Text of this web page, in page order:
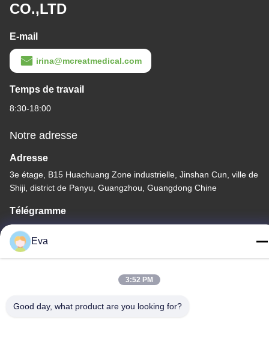
CO.,LTD
E-mail
irina@mcreatmedical.com
Temps de travail
8:30-18:00
Notre adresse
Adresse
3e étage, B15 Huachuang Zone industrielle, Jinshan Cun, ville de
Shiji, district de Panyu, Guangzhou, Guangdong Chine
Télégramme
86-020-3156-0583
-2026 MCREAT (GUANGZHOU) BIO-TECH CO.,LTD Tous les
Eva
3:52 PM
Good day, what product are you looking for?